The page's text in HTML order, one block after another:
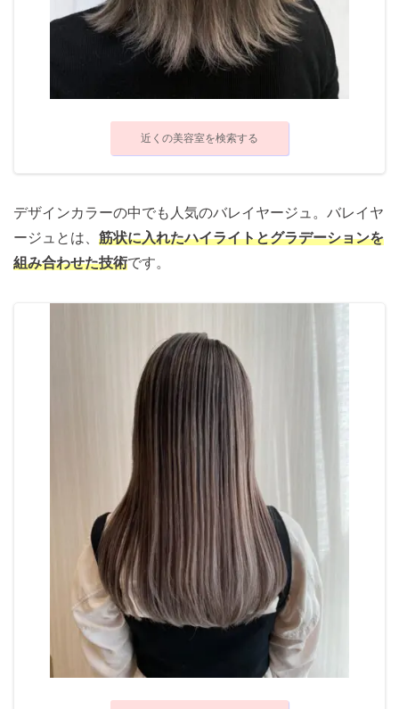
近くの美容室を検索する
デザインカラーの中でも人気のバレイヤージュ。バレイヤ
ージュとは、 筋状に入れたハイライトとグラデーションを
組み合わせた技術です。